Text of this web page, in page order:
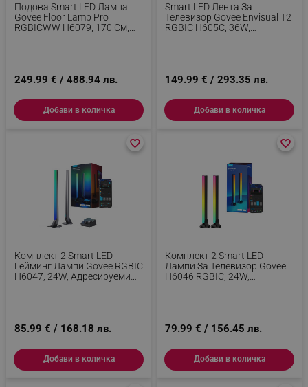
Подова Smart LED Лампа
Govee Floor Lamp Pro
RGBICWW H6079, 170 См,
249.99 € / 488.94 лв.
Добави в количка
Smart LED Лента За
Телевизор Govee Envisual T2
RGBIC H605C, 36W,
Управление, Черен
149.99 € / 293.35 лв.
Добави в количка
Комплект 2 Smart LED
Гейминг Лампи Govee RGBIC
H6047, 24W, Адресируеми
85.99 € / 168.18 лв.
favorite_border
favorite_border
Добави в количка
Комплект 2 Smart LED
Лампи За Телевизор Govee
H6046 RGBIC, 24W,
79.99 € / 156.45 лв.
favorite_border
favorite_border
Добави в количка